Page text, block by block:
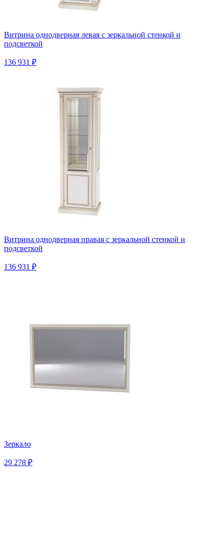
Витрина однодверная левая с зеркальной стенкой и
подсветкой
136 931 ₽
Витрина однодверная правая с зеркальной стенкой и
подсветкой
136 931 ₽
Зеркало
29 278 ₽